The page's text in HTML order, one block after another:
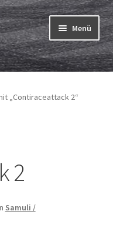
Menü
„Contiraceattack 2“
2
Samuli /